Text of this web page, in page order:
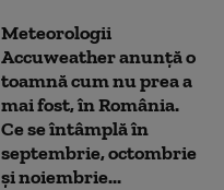
Meteorologii
Accuweather anunță o
toamnă cum nu prea a
mai fost, în România.
Ce se întâmplă în
septembrie, octombrie
și noiembrie...